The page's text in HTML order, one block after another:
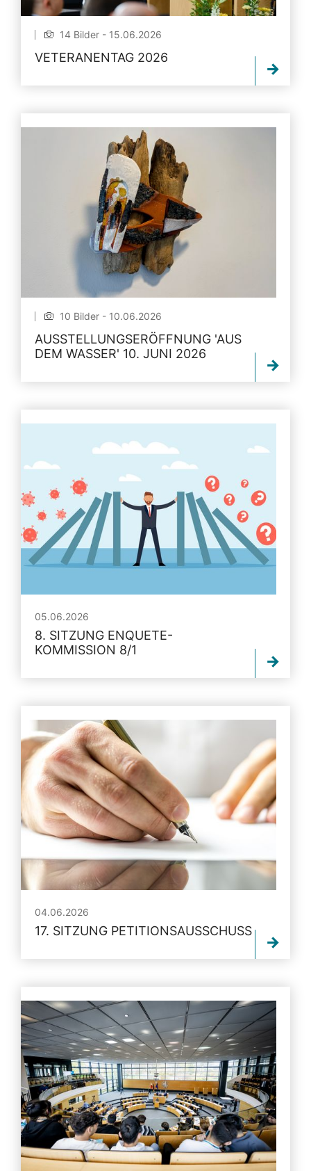
14 Bilder - 15.06.2026
VETERANENTAG 2026
10 Bilder - 10.06.2026
AUSSTELLUNGSERÖFFNUNG 'AUS
DEM WASSER' 10. JUNI 2026
05.06.2026
8. SITZUNG ENQUETE-
KOMMISSION 8/1
04.06.2026
17. SITZUNG PETITIONSAUSSCHUSS